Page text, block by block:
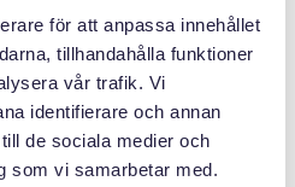
för att anpassa innehållet
tillhandahålla funktioner
vår trafik. Vi
identifierare och annan
de sociala medier och
som vi samarbetar med.
med baby